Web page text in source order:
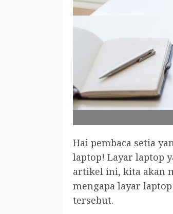
Hai pembaca setia
laptop! Layar laptop
artikel ini, kita akan
mengapa layar
tersebut.